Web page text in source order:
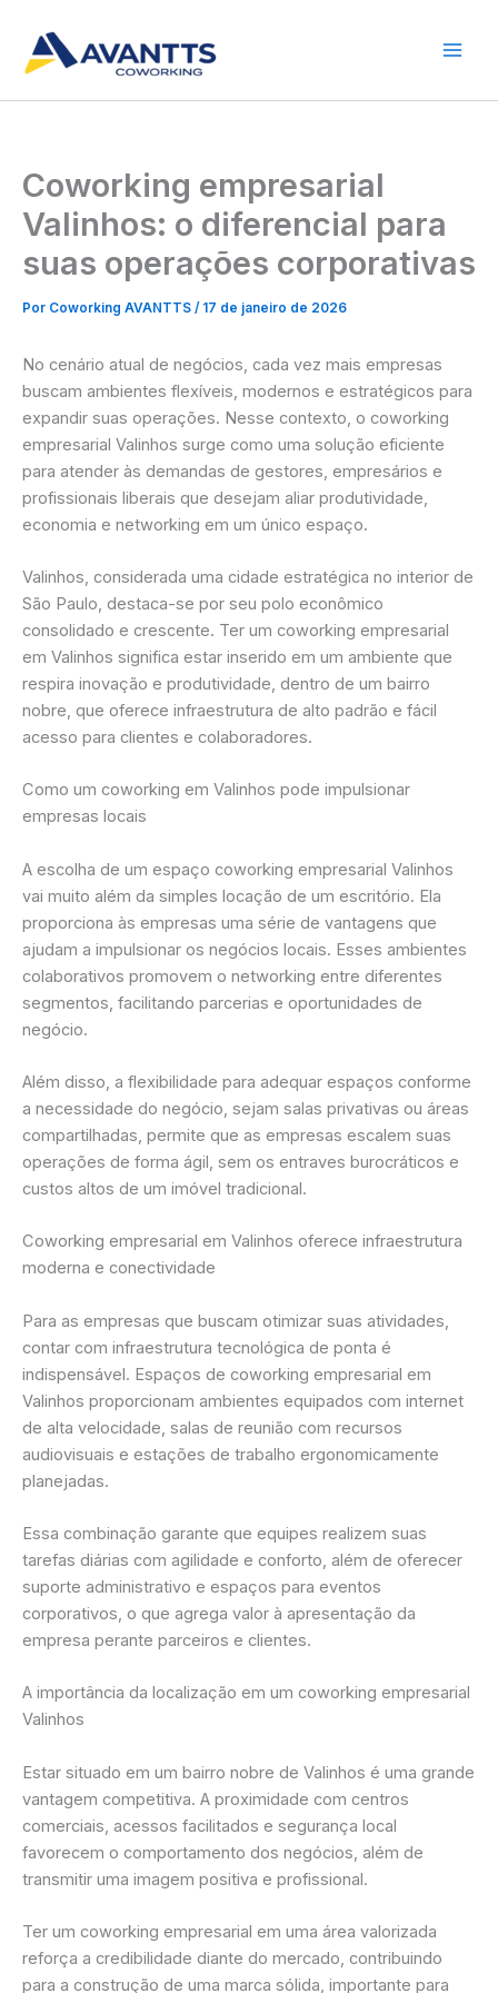
Coworking empresarial
Valinhos: o diferencial para
suas operações corporativas
Por Coworking AVANTTS / 17 de janeiro de 2026
No cenário atual de negócios, cada vez mais empresas
buscam ambientes flexíveis, modernos e estratégicos para
expandir suas operações. Nesse contexto, o coworking
empresarial Valinhos surge como uma solução eficiente
para atender às demandas de gestores, empresários e
profissionais liberais que desejam aliar produtividade,
economia e networking em um único espaço.
Valinhos, considerada uma cidade estratégica no interior de
São Paulo, destaca-se por seu polo econômico
consolidado e crescente. Ter um coworking empresarial
em Valinhos significa estar inserido em um ambiente que
respira inovação e produtividade, dentro de um bairro
nobre, que oferece infraestrutura de alto padrão e fácil
acesso para clientes e colaboradores.
Como um coworking em Valinhos pode impulsionar
empresas locais
A escolha de um espaço coworking empresarial Valinhos
vai muito além da simples locação de um escritório. Ela
proporciona às empresas uma série de vantagens que
ajudam a impulsionar os negócios locais. Esses ambientes
colaborativos promovem o networking entre diferentes
segmentos, facilitando parcerias e oportunidades de
negócio.
Além disso, a flexibilidade para adequar espaços conforme
a necessidade do negócio, sejam salas privativas ou áreas
compartilhadas, permite que as empresas escalem suas
operações de forma ágil, sem os entraves burocráticos e
custos altos de um imóvel tradicional.
Coworking empresarial em Valinhos oferece infraestrutura
moderna e conectividade
Para as empresas que buscam otimizar suas atividades,
contar com infraestrutura tecnológica de ponta é
indispensável. Espaços de coworking empresarial em
Valinhos proporcionam ambientes equipados com internet
de alta velocidade, salas de reunião com recursos
audiovisuais e estações de trabalho ergonomicamente
planejadas.
Essa combinação garante que equipes realizem suas
tarefas diárias com agilidade e conforto, além de oferecer
suporte administrativo e espaços para eventos
corporativos, o que agrega valor à apresentação da
empresa perante parceiros e clientes.
A importância da localização em um coworking empresarial
Valinhos
Estar situado em um bairro nobre de Valinhos é uma grande
vantagem competitiva. A proximidade com centros
comerciais, acessos facilitados e segurança local
favorecem o comportamento dos negócios, além de
transmitir uma imagem positiva e profissional.
Ter um coworking empresarial em uma área valorizada
reforça a credibilidade diante do mercado, contribuindo
para a construção de uma marca sólida, importante para